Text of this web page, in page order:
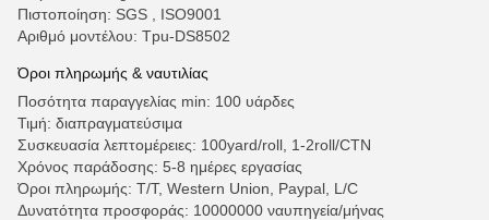
Πιστοποίηση: SGS , ISO9001
Αριθμό μοντέλου: Tpu-DS8502
Όροι πληρωμής & ναυτιλίας
Ποσότητα παραγγελίας min: 100 υάρδες
Τιμή: διαπραγματεύσιμα
Συσκευασία λεπτομέρειες: 100yard/roll, 1-2roll/CTN
Χρόνος παράδοσης: 5-8 ημέρες εργασίας
Όροι πληρωμής: T/T, Western Union, Paypal, L/C
Δυνατότητα προσφοράς: 10000000 ναυπηγεία/μήνας